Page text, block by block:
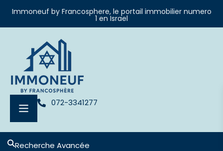
Immoneuf by Francosphere, le portail immobilier numero
1 en Israel
072-3341277
Recherche Avancée